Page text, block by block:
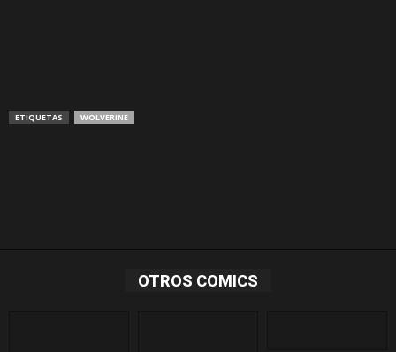
ETIQUETAS WOLVERINE
OTROS COMICS